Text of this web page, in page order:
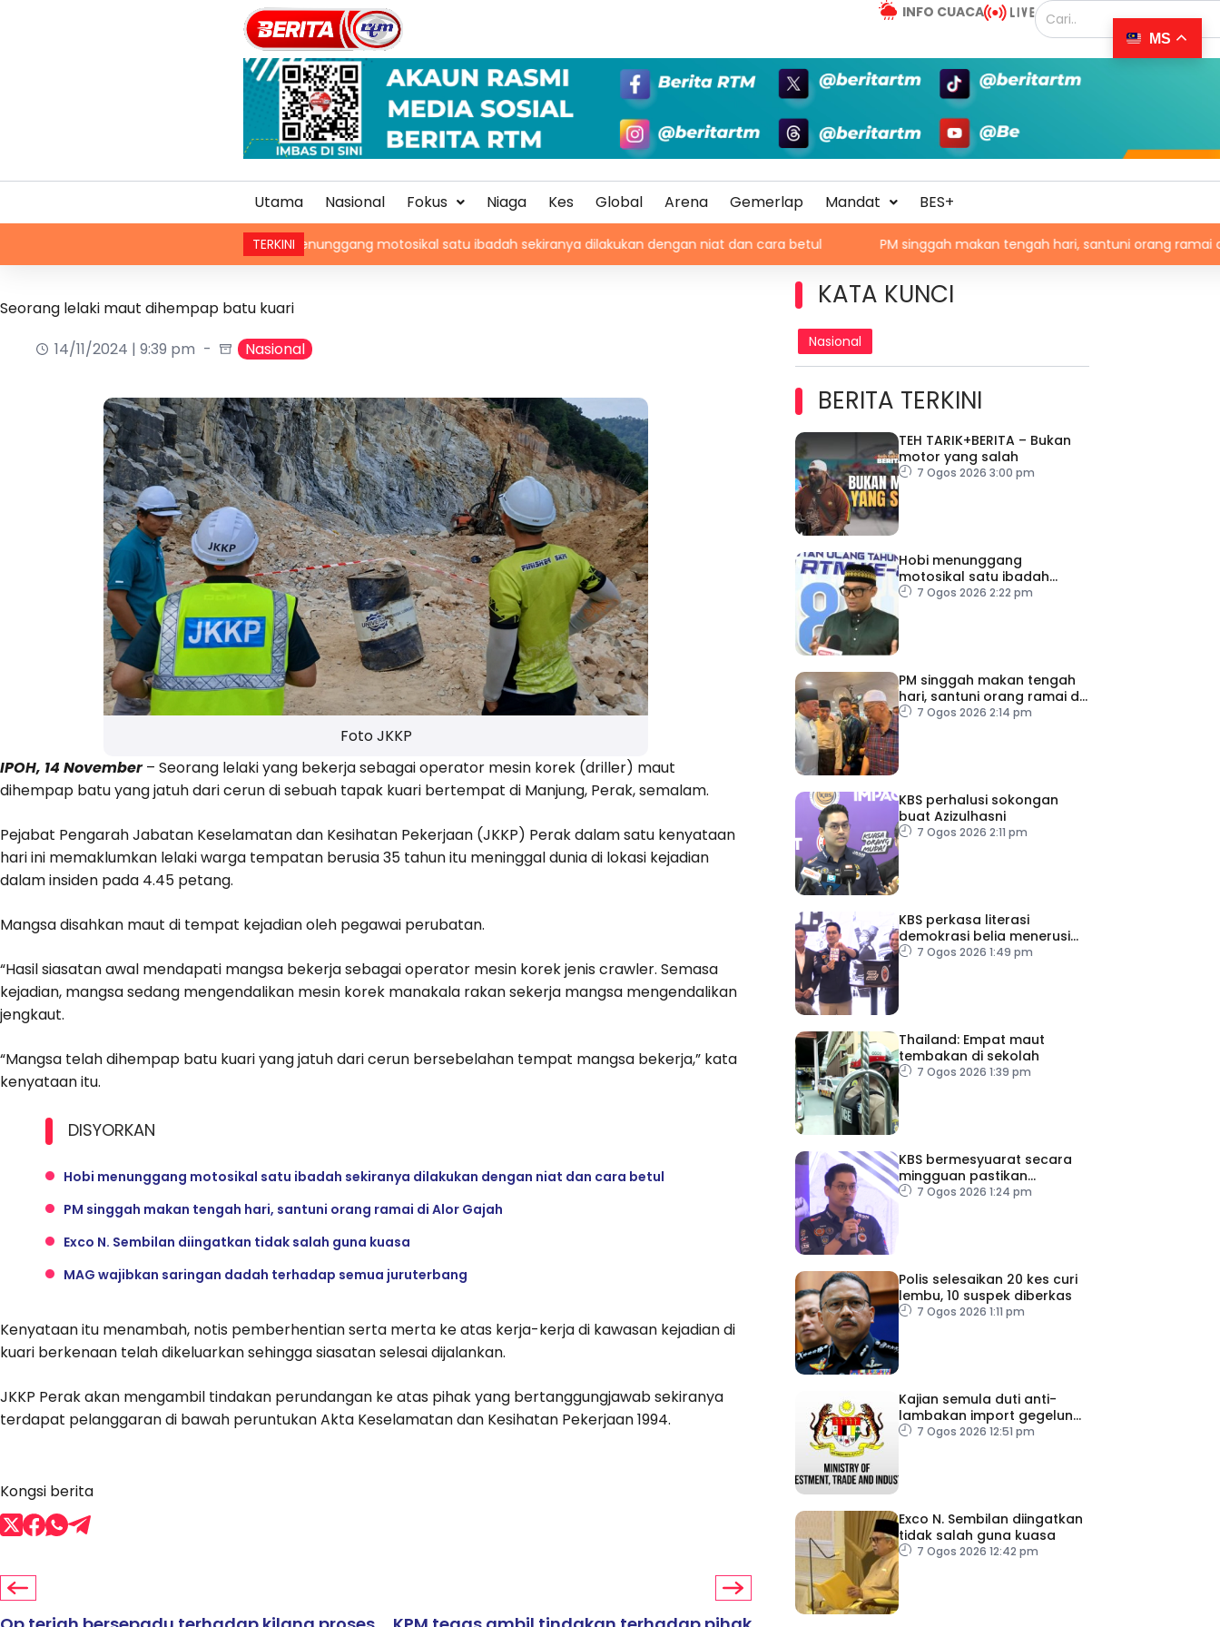
INFO CUACA
Utama Nasional Fokus Niaga Kes Global Arena Gemerlap Mandat BES+
TERKINI
Hobi menunggang motosikal satu ibadah sekiranya dilakukan dengan niat dan cara betul PM singgah makan tengah hari, santuni orang ramai di Alor
Seorang lelaki maut dihempap batu kuari
14/11/2024 | 9:39 pm
Nasional
Foto JKKP
IPOH, 14 November– Seorang lelaki yang bekerja sebagai operator mesin korek (driller) maut
dihempap batu yang jatuh dari cerun di sebuah tapak kuari bertempat di Manjung, Perak, semalam.
Pejabat Pengarah Jabatan Keselamatan dan Kesihatan Pekerjaan (JKKP) Perak dalam satu kenyataan
hari ini memaklumkan lelaki warga tempatan berusia 35 tahun itu meninggal dunia di lokasi kejadian
dalam insiden pada 4.45 petang.
Mangsa disahkan maut di tempat kejadian oleh pegawai perubatan.
“Hasil siasatan awal mendapati mangsa bekerja sebagai operator mesin korek jenis crawler. Semasa
kejadian, mangsa sedang mengendalikan mesin korek manakala rakan sekerja mangsa mengendalikan
jengkaut.
“Mangsa telah dihempap batu kuari yang jatuh dari cerun bersebelahan tempat mangsa bekerja,” kata
kenyataan itu.
DISYORKAN
Hobi menunggang motosikal satu ibadah sekiranya dilakukan dengan niat dan cara betul
PM singgah makan tengah hari, santuni orang ramai di Alor Gajah
Exco N. Sembilan diingatkan tidak salah guna kuasa
MAG wajibkan saringan dadah terhadap semua juruterbang
Kenyataan itu menambah, notis pemberhentian serta merta ke atas kerja-kerja di kawasan kejadian di
kuari berkenaan telah dikeluarkan sehingga siasatan selesai dijalankan.
JKKP Perak akan mengambil tindakan perundangan ke atas pihak yang bertanggungjawab sekiranya
terdapat pelanggaran di bawah peruntukan Akta Keselamatan dan Kesihatan Pekerjaan 1994.
Kongsi berita
KATA KUNCI
Nasional
BERITA TERKINI
TEH TARIK+BERITA – Bukan
motor yang salah
7 Ogos 2026 3:00 pm
Hobi menunggang
motosikal satu ibadah
sekiranya dilakukan dengan
7 Ogos 2026 2:22 pm
PM singgah makan tengah
hari, santuni orang ramai di
Alor Gajah
7 Ogos 2026 2:14 pm
KBS perhalusi sokongan
buat Azizulhasni
7 Ogos 2026 2:11 pm
KBS perkasa literasi
demokrasi belia menerusi
Bulan Rakan Demokrasi
7 Ogos 2026 1:49 pm
Thailand: Empat maut
tembakan di sekolah
7 Ogos 2026 1:39 pm
KBS bermesyuarat secara
mingguan pastikan
persiapan F1 lancar
7 Ogos 2026 1:24 pm
Polis selesaikan 20 kes curi
lembu, 10 suspek diberkas
7 Ogos 2026 1:11 pm
Kajian semula duti anti-
lambakan import gegelung
keluli dilaksana
7 Ogos 2026 12:51 pm
Exco N. Sembilan diingatkan
tidak salah guna kuasa
7 Ogos 2026 12:42 pm
MS